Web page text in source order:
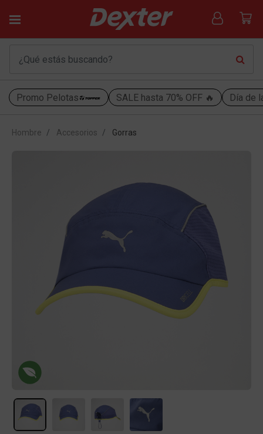
Promo Pelotas SALE hasta 70% OFF 🔥 Día de
Hombre Accesorios Gorras